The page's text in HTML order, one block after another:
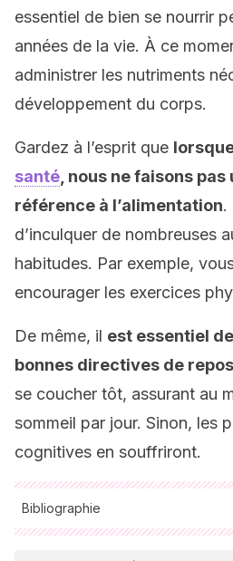
essentiel de bien se nourrir
années de la vie. À ce
administrer les nutriments
développement du corps.
Gardez à l’esprit que
santé , nous ne faisons
référence à l’alimentation.
d’inculquer de nombreuses
habitudes. Par exemple,
encourager les exercices
De même, il est essentiel
bonnes directives de repos
se coucher tôt, assurant au
sommeil par jour. Sinon, les
cognitives en souffriront.
Bibliographie
Toutes les sources citées ont été